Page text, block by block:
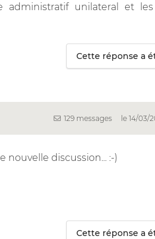
unilateral et les
Cette réponse a
129 messages le 14/03/
nouvelle discussion... :-)
Cette réponse a